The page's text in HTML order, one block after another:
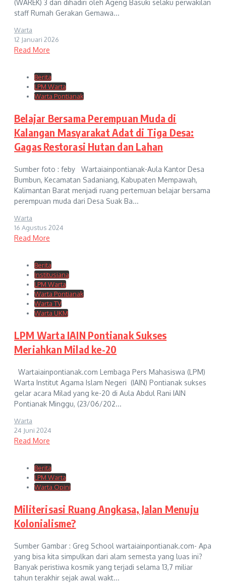
(WAREK) 3 dan dihadiri oleh Ageng Basuki selaku perwakilan
staff Rumah Gerakan Gemawa...
Warta
12 Januari 2026
Read More
Berita
LPM Warta
Warta Pontianak
Belajar Bersama Perempuan Muda di
Kalangan Masyarakat Adat di Tiga Desa:
Gagas Restorasi Hutan dan Lahan
Sumber foto : feby Wartaiainpontianak-Aula Kantor Desa
Bumbun, Kecamatan Sadaniang, Kabupaten Mempawah,
Kalimantan Barat menjadi ruang pertemuan belajar bersama
perempuan muda dari Desa Suak Ba...
Warta
16 Agustus 2024
Read More
Berita
Institusiana
LPM Warta
Warta Pontianak
Warta TV
Warta UKM
LPM Warta IAIN Pontianak Sukses
Meriahkan Milad ke-20
Wartaiainpontianak.com Lembaga Pers Mahasiswa (LPM)
Warta Institut Agama Islam Negeri (IAIN) Pontianak sukses
gelar acara Milad yang ke-20 di Aula Abdul Rani IAIN
Pontianak Minggu, (23/06/202...
Warta
24 Juni 2024
Read More
Berita
LPM Warta
Warta Opini
Militerisasi Ruang Angkasa, Jalan Menuju
Kolonialisme?
Sumber Gambar : Greg School wartaiainpontianak.com- Apa
yang bisa kita simpulkan dari alam semesta yang luas ini?
Banyak peristiwa kosmik yang terjadi selama 13,7 miliar
tahun terakhir sejak awal wakt...